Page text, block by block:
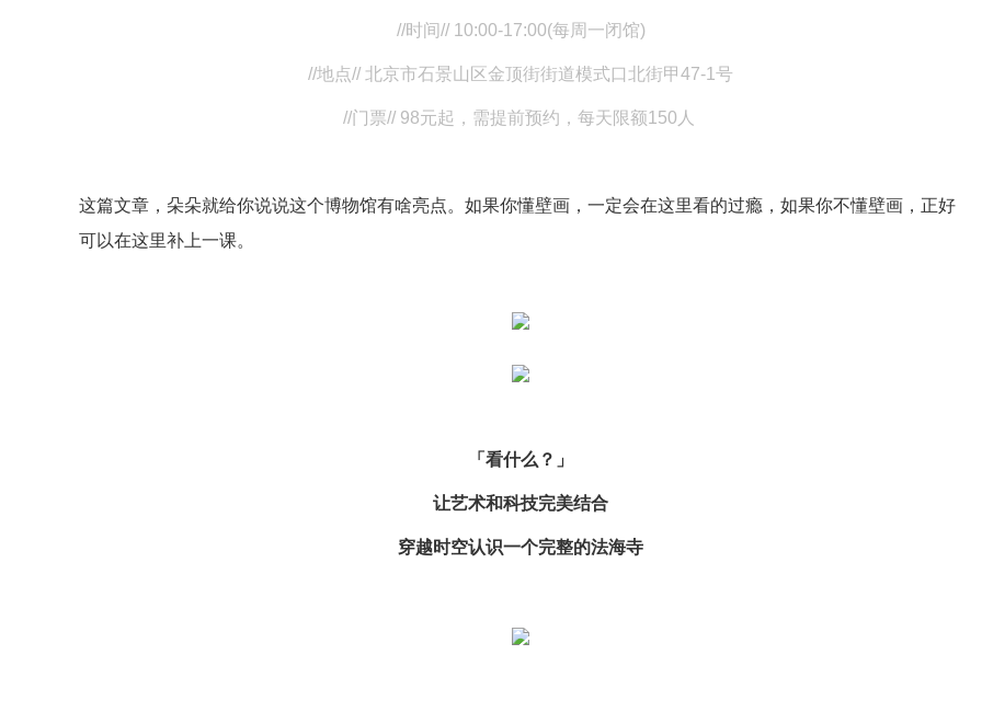
//时间// 10:00-17:00(每周一闭馆)
//地点// 北京市石景山区金顶街街道模式口北街甲47-1号
//门票// 98元起，需提前预约，每天限额150人
这篇文章，朵朵就给你说说这个博物馆有啥亮点。如果你懂壁画，一定会在这里看的过瘾，如果你不懂壁画，正好
可以在这里补上一课。
「看什么？」
让艺术和科技完美结合
穿越时空认识一个完整的法海寺